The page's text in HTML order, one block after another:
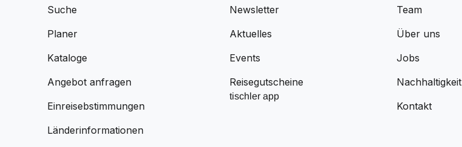
Suche
Planer
Kataloge
Angebot anfragen
Einreisebstimmungen
Länderinformationen
Newsletter
Aktuelles
Events
Reisegutscheine
tischler app
Team
Über uns
Jobs
Nachhaltigkeit
Kontakt